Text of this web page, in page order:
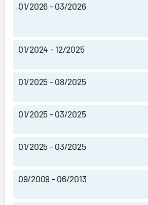
01/2026 - 03/2026
01/2024 - 12/2025
01/2025 - 08/2025
01/2025 - 03/2025
01/2025 - 03/2025
09/2009 - 06/2013